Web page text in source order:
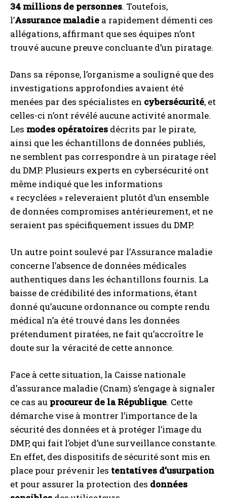
34 millions de personnes. Toutefois,
l’Assurance maladie a rapidement démenti ces
allégations, affirmant que ses équipes n’ont
trouvé aucune preuve concluante d’un piratage.
Dans sa réponse, l’organisme a souligné que des
investigations approfondies avaient été
menées par des spécialistes en cybersécurité, et
celles-ci n’ont révélé aucune activité anormale.
Les modes opératoires décrits par le pirate,
ainsi que les échantillons de données publiés,
ne semblent pas correspondre à un piratage réel
du DMP. Plusieurs experts en cybersécurité ont
même indiqué que les informations
« recyclées » releveraient plutôt d’un ensemble
de données compromises antérieurement, et ne
seraient pas spécifiquement issues du DMP.
Un autre point soulevé par l’Assurance maladie
concerne l’absence de données médicales
authentiques dans les échantillons fournis. La
baisse de crédibilité des informations, étant
donné qu’aucune ordonnance ou compte rendu
médical n’a été trouvé dans les données
prétendument piratées, ne fait qu’accroître le
doute sur la véracité de cette annonce.
Face à cette situation, la Caisse nationale
d’assurance maladie (Cnam) s’engage à signaler
ce cas au procureur de la République. Cette
démarche vise à montrer l’importance de la
sécurité des données et à protéger l’image du
DMP, qui fait l’objet d’une surveillance constante.
En effet, des dispositifs de sécurité sont mis en
place pour prévenir les tentatives d’usurpation
et pour assurer la protection des données